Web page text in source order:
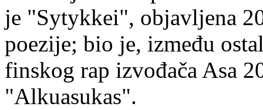
je "Sytykkei", objavljena
poezije; bio je, između
finskog rap izvođača Asa
"Alkuasukas".